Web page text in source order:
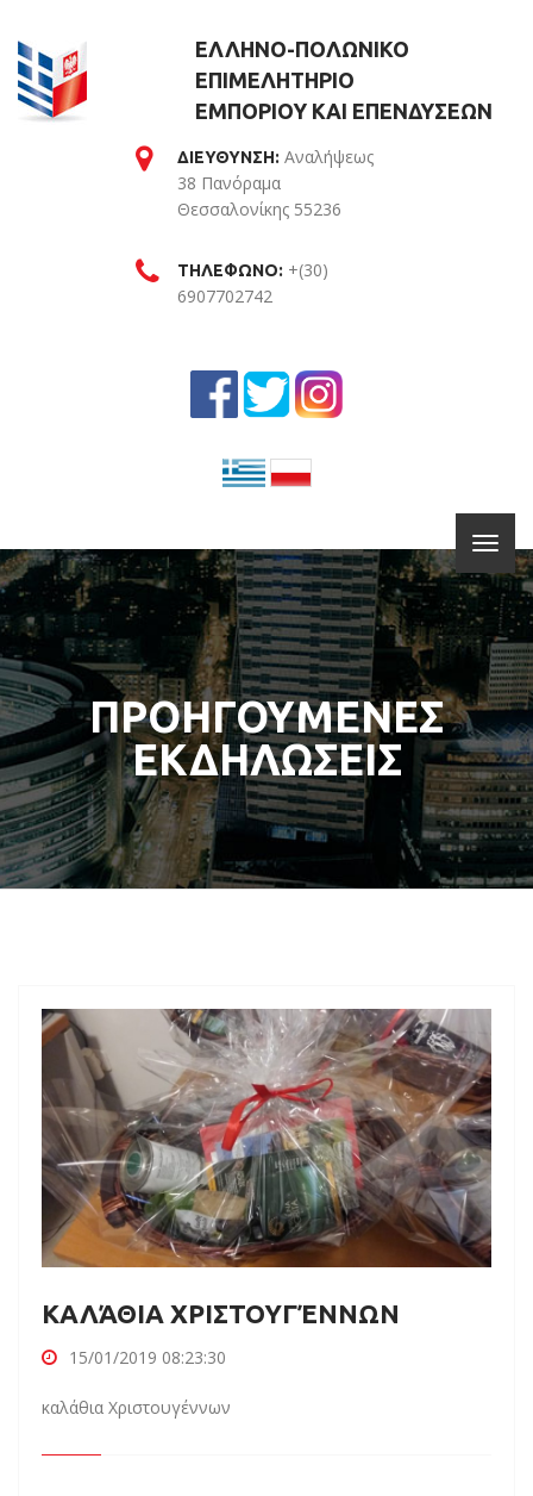
ΕΛΛΗΝΟ-ΠΟΛΩΝΙΚΟ
ΕΠΙΜΕΛΗΤΗΡΙΟ
ΕΜΠΟΡΙΟΥ ΚΑΙ ΕΠΕΝΔΥΣΕΩΝ
ΔΙΕΥΘΥΝΣΗ: Αναλήψεως
38 Πανόραμα
Θεσσαλονίκης 55236
ΤΗΛΕΦΩΝΟ: +(30)
6907702742
ΠΡΟΗΓΟΥΜΕΝΕΣ
ΕΚΔΗΛΩΣΕΙΣ
KΑΛΆΘΙΑ ΧΡΙΣΤΟΥΓΈΝΝΩΝ
15/01/2019 08:23:30
καλάθια Χριστουγέννων